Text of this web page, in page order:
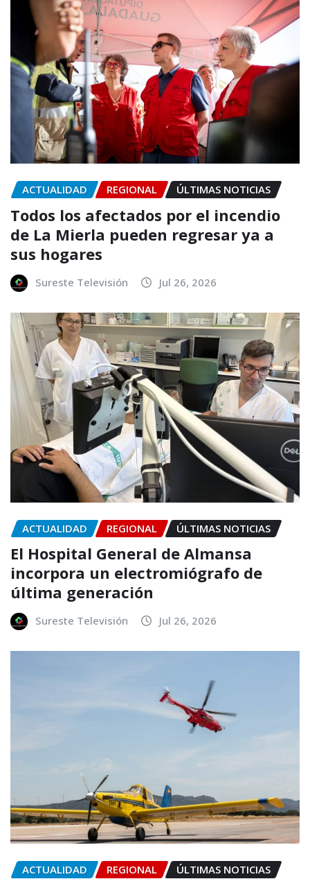
ACTUALIDAD REGIONAL ÚLTIMAS NOTICIAS
Todos los afectados por el incendio
de La Mierla pueden regresar ya a
sus hogares
Sureste Televisión Jul 26, 2026
ACTUALIDAD REGIONAL ÚLTIMAS NOTICIAS
El Hospital General de Almansa
incorpora un electromiógrafo de
última generación
Sureste Televisión Jul 26, 2026
ACTUALIDAD REGIONAL ÚLTIMAS NOTICIAS